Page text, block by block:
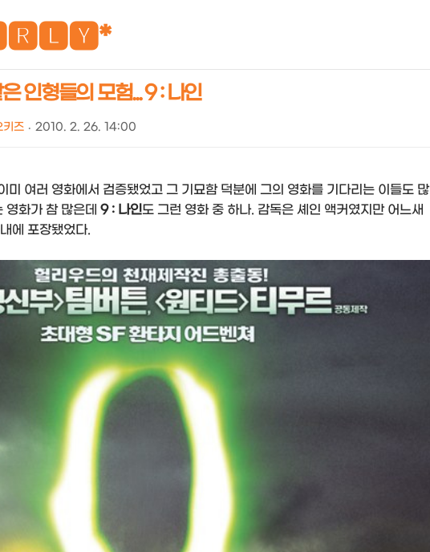
NEOEARLY*
인형들의 모험... 9 : 나인
키즈 2010. 2. 26. 14:00
미 여러 영화에서 검증됐었고 그 기묘함 덕분에 그의 영화를 기다리는 이들도 많
화가 참 많은데 9 : 나인도 그런 영화 중 하나. 감독은 셰인 액커였지만 어느새
에 포장됐었다.